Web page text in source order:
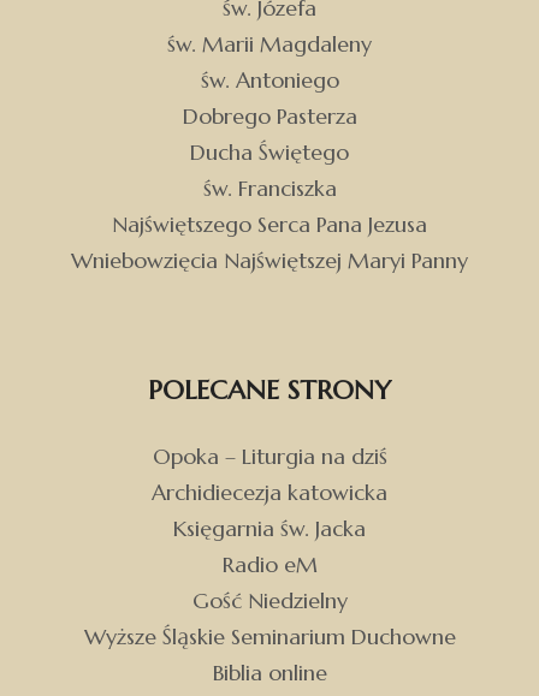
św. Józefa
św. Marii Magdaleny
św. Antoniego
Dobrego Pasterza
Ducha Świętego
św. Franciszka
Najświętszego Serca Pana Jezusa
Wniebowzięcia Najświętszej Maryi Panny
POLECANE STRONY
Opoka – Liturgia na dziś
Archidiecezja katowicka
Księgarnia św. Jacka
Radio eM
Gość Niedzielny
Wyższe Śląskie Seminarium Duchowne
Biblia online